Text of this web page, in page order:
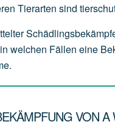
Tierarten sind
welchen Fällen eine
VON